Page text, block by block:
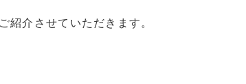
介させていただきます。